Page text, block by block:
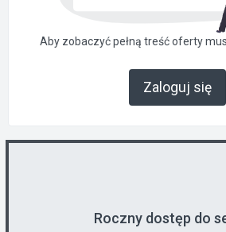
Aby zobaczyć pełną treść oferty
Zaloguj się
Roczny dostęp do